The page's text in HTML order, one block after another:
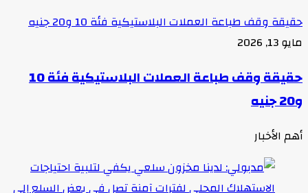
حقيقة وقف طباعة العملات البلاستيكية فئة 10 و20 جنيه
مايو 13, 2026
حقيقة وقف طباعة العملات البلاستيكية فئة 10
و20 جنيه
أهم الأخبار